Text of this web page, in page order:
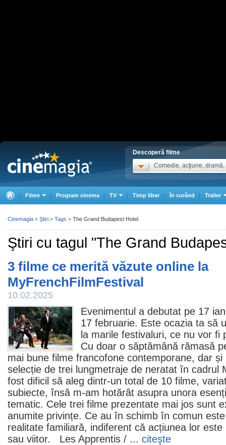
Descoperă filme
Comedie, acţiune, dramă,
Filme Program cinema TV Timp liber În curând Trailer
Ştiri cu tagul "The Grand
3 filme ce merită văzute online la
MyFrenchFilmFestival
10.02.2025
Evenimentul a debutat pe 17
17 februarie. Este ocazia ta să
la marile festivaluri, ce nu vor fi
Cu doar o săptămână rămasă
mai bune filme francofone contemporane, dar
selecție de trei lungmetraje de neratat în cadrul
fost dificil să aleg dintr-un total de 10 filme,
subiecte, însă m-am hotărât asupra unora
tematic. Cele trei filme prezentate mai jos sunt
anumite privințe. Ce au în schimb în comun
realitate familiară, indiferent că acțiunea lor
sau viitor. Les Apprentis / ... citeşte
Cinemagia > Ştiri > Tags > The Grand Budapest Hotel